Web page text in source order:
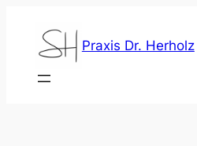
springen
Praxis Dr. Herholz